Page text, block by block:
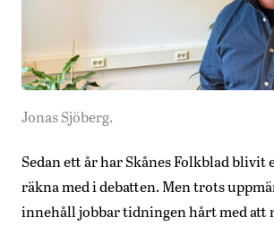
Jonas Sjöberg.
Sedan ett år har Skånes Folkblad blivit
räkna med i debatten. Men trots
innehåll jobbar tidningen hårt med att